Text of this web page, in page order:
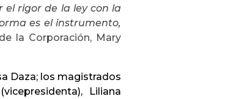
el rigor de la ley con la
es el instrumento,
la Corporación, Mary
Daza; los magistrados
Liliana